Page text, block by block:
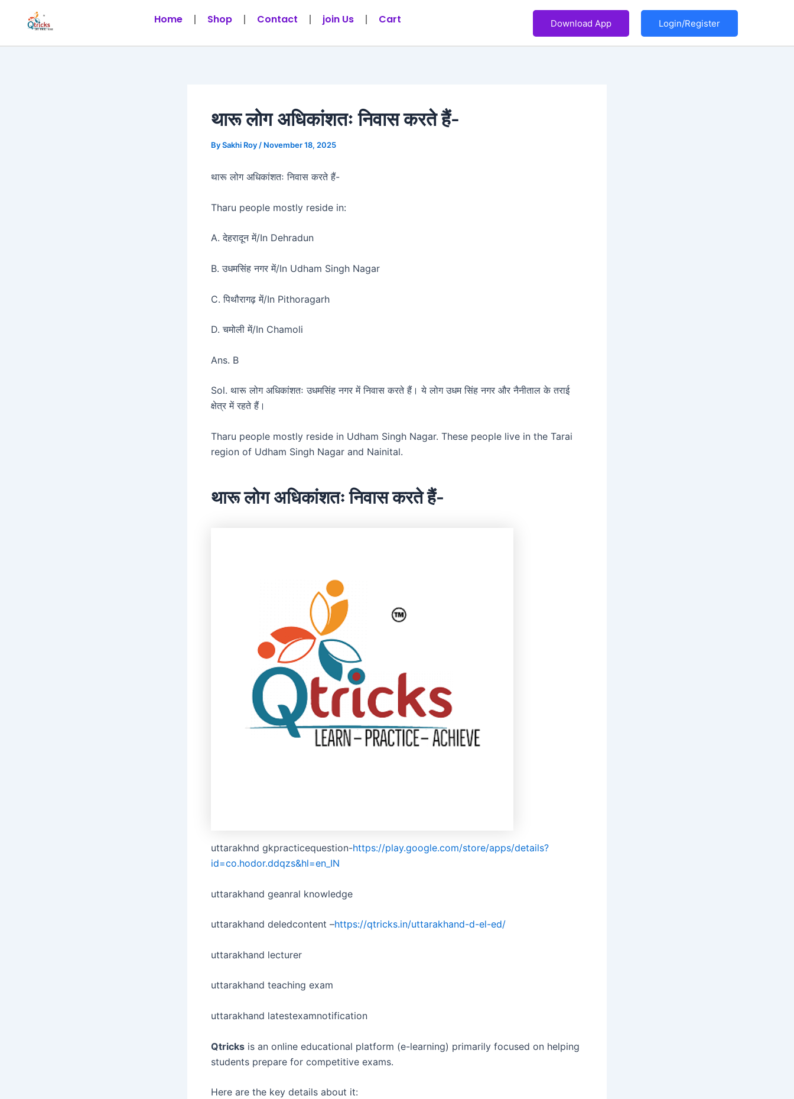
Home Shop Contact join Us Cart Download App Login/Register
थारू लोग अधिकांशतः निवास करते हैं-
BySakhi Roy / November 18, 2025
थारू लोग अधिकांशतः निवास करते हैं-
Tharu people mostly reside in:
A. देहरादून में/In Dehradun
B. उधमसिंह नगर में/In Udham Singh Nagar
C. पिथौरागढ़ में/In Pithoragarh
D. चमोली में/In Chamoli
Ans. B
Sol. थारू लोग अधिकांशतः उधमसिंह नगर में निवास करते हैं। ये लोग उधम सिंह नगर और नैनीताल के तराई
क्षेत्र में रहते हैं।
Tharu people mostly reside in Udham Singh Nagar. These people live in the Tarai
region of Udham Singh Nagar and Nainital.
थारू लोग अधिकांशतः निवास करते हैं-
uttarakhnd gkpracticequestion-https://play.google.com/store/apps/details?
id=co.hodor.ddqzs&hl=en_IN
uttarakhand geanral knowledge
uttarakhand deledcontent –https://qtricks.in/uttarakhand-d-el-ed/
uttarakhand lecturer
uttarakhand teaching exam
uttarakhand latestexamnotification
Qtricks is an online educational platform (e-learning) primarily focused on helping
students prepare for competitive exams.
Here are the key details about it:
navigation